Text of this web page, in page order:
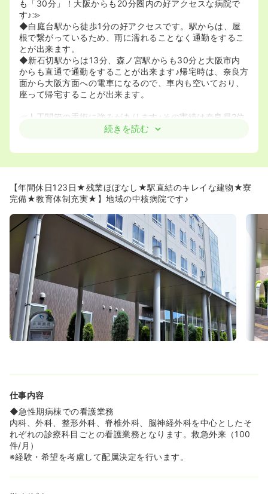
も「30分」！大阪からも20分圏内の好アクセスな病院で
す♪≫
◆白庭台駅から徒歩1分の好アクセスです。駅からは、屋
根で繋がっているため、雨に濡れることなく通勤をするこ
とが出来ます。
◆新石切駅からは13分、森ノ宮駅からも30分と大阪市内
からも直通で通勤をすることが出来ます♪帰宅時は、奈良方
面から大阪方面への電車になるので、車内も空いており、
座って帰宅することが出来ます。
≪人工関節の手術に強みがあります♪その実績は奈良県2位
関節置換術が殆どを占めております。
≪教育制度充実♪≫
ごとの研修も充実しており、スキルアップを希望される方
にもお薦めできる求人です。クリニカルラダーに関して
は、日本看護協会のラダーを参考にして作成をされており
ますので、他の病院でご経験を積まれた方もスムーズにス
タートすることができます。
◆現場の人間関係は非常に良く、相談事を気兼ねなく先輩
に質問できる環境が整っております♪
≪幅広いキャリアを形成することが出来ます♪≫
◆急性期から回復期、老健、有料と法人内で多くの施設を
持っております。そのため、将来的なキャリア変更も視野
に入れ、幅広い視点を持って働くことが出来ます♪
◆昭和60年に奈良県生駒の地に、設立された法人です。
「患者さん・利用者さんを第一に考えていつの時代にも思
いやりの心を」という志をモットーにしており、同法人で
は、「急性期から回復期・有料・老健・在宅・その他地域
包括支援センター」など多岐にわたる施設を展開しており
ます。すべての施設が生駒近辺(白庭台駅～東生駒駅付近)
に集まっており、まさに地域医療に特化した法人です。
◆医療法人社団松下会の急性期を担う病院であり、内科・
外科・整形外科・脳外科など幅広い科目を担っておりま
続きを読む
【年間休日123日★残業ほぼなし★駅直結のキレイな建物★寮
完備★教育体制充実★】地域の中核病院です♪
仕事内容
◆急性期病棟での看護業務
内科、外科、整形外科、脊椎外科、脳神経外科を中心としたそ
れぞれの診療科目ごとの看護業務となります。救急外来（100
件/月）
※経験・希望を考慮して配属決定を行います。